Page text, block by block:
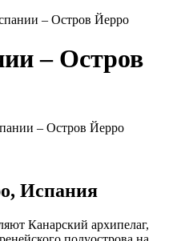
– Остров Йерро
– Остров
– Остров Йерро
Испания
Канарский архипелаг,